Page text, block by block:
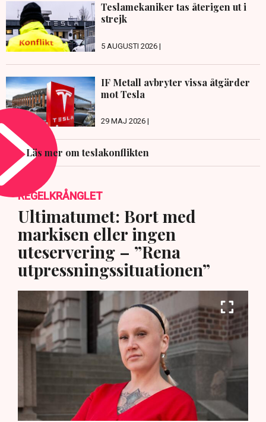
Teslamekaniker tas återigen ut i
strejk
5 AUGUSTI 2026 |
IF Metall avbryter vissa åtgärder
mot Tesla
29 MAJ 2026 |
Läs mer om teslakonflikten
REGELKRÅNGLET
Ultimatumet: Bort med
markisen eller ingen
uteservering – ”Rena
utpressningssituationen”